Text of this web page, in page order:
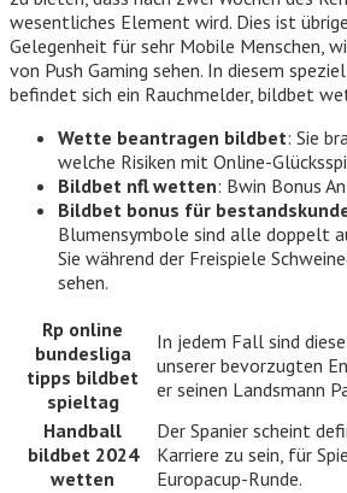
wesentliches Element wird. Dies ist
Gelegenheit für sehr Mobile Menschen,
von Push Gaming sehen. In diesem
befindet sich ein Rauchmelder, bildbet
Wette beantragen bildbet: Sie
welche Risiken mit Online-
Bildbet nfl wetten: Bwin Bonus
Bildbet bonus für
Blumensymbole sind alle doppelt
Sie während der Freispiele
sehen.
Rp online
bundesliga
tipps bildbet
spieltag
In jedem Fall sind
unserer bevorzugten
er seinen Landsmann
Handball
bildbet 2024
wetten
Der Spanier scheint
Karriere zu sein, für
Europacup-Runde.